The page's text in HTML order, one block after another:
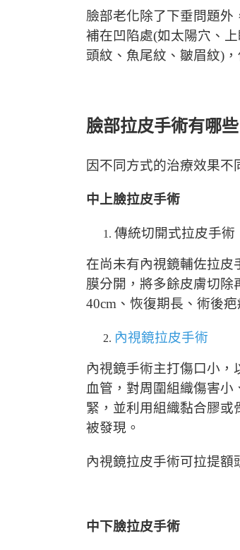
臉部老化除了下垂問題外
補在凹陷處(如太陽穴、
頭紋、魚尾紋、皺眉紋)
臉部拉皮手術有哪些
因不同方式的治療效果
中上臉拉皮手術
傳統切開式拉皮手術
在尚未有內視鏡輔佐拉皮
膜分開，將多餘皮膚切除
40cm、恢復期長、術後
內視鏡拉皮手術
內視鏡手術主打傷口小，
血管，對周圍組織傷害
緊，並利用組織黏合膠或
被發現。
內視鏡拉皮手術可拉提額
中下臉拉皮手術